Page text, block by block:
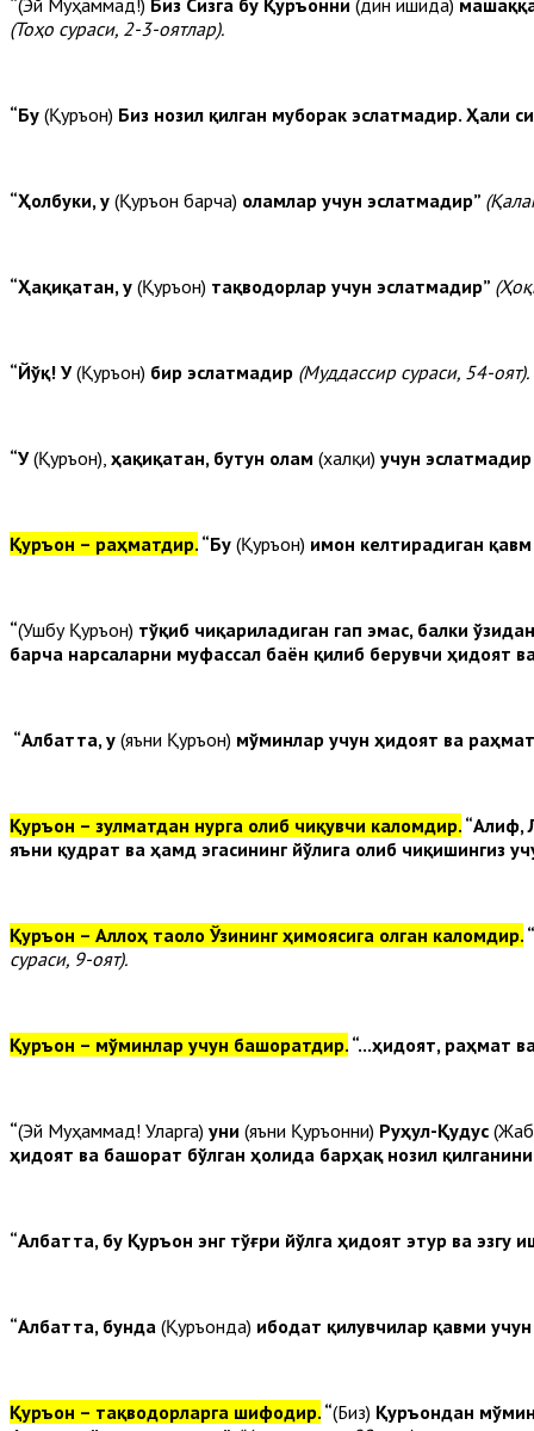
“(Эй Муҳаммад!) Биз Сизга бу Қуръонни (дин ишида)
(Тоҳо сураси, 2-3-оятлар).
“Бу (Қуръон) Биз нозил қилган муборак эслатмадир. Ҳали
“Ҳолбуки, у (Қуръон барча) оламлар учун эслатмадир”
“Ҳақиқатан, у (Қуръон) тақводорлар учун эслатмадир”
“Йўқ! У(Қуръон) бир эслатмадир (Муддассир сураси, 54-оят).
“У(Қуръон), ҳақиқатан, бутун олам (халқи) учун
Қуръон – раҳматдир. “Бу (Қуръон) имон келтирадиган
“(Ушбу Қуръон) тўқиб чиқариладиган гап эмас, балки
барча нарсаларни муфассал баён қилиб берувчи ҳидоят
“Албатта, у (яъни Қуръон) мўминлар учун ҳидоят ва
Қуръон – зулматдан нурга олиб чиқувчи каломдир. “Алиф,
яъни қудрат ва ҳамд эгасининг йўлига олиб чиқишингиз
Қуръон – Аллоҳ таоло Ўзининг ҳимоясига олган каломдир.
сураси, 9-оят).
Қуръон – мўминлар учун башоратдир. “...ҳидоят, раҳмат
“(Эй Муҳаммад! Уларга) уни (яъни Қуръонни) Руҳул-Қудус
ҳидоят ва башорат бўлган ҳолида барҳақ нозил
“Албатта, бу Қуръон энг тўғри йўлга ҳидоят этур ва
“Албатта, бунда (Қуръонда) ибодат қилувчилар қавми
Қуръон – тақводорларга шифодир. “(Биз) Қуръондан